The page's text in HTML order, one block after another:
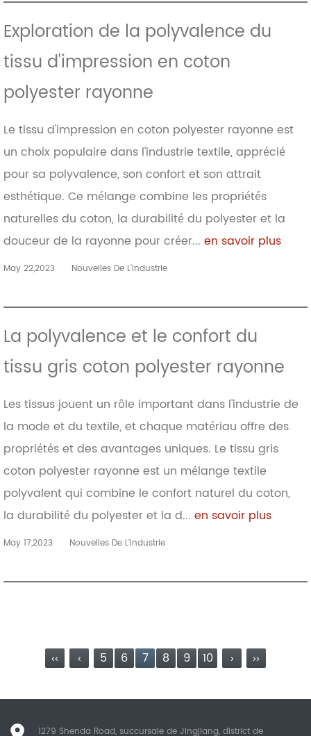
Exploration de la polyvalence du
tissu d'impression en coton
polyester rayonne
Le tissu d'impression en coton polyester rayonne est
un choix populaire dans l'industrie textile, apprécié
pour sa polyvalence, son confort et son attrait
esthétique. Ce mélange combine les propriétés
naturelles du coton, la durabilité du polyester et la
douceur de la rayonne pour créer... en savoir plus
May 22,2023 Nouvelles De L'industrie
La polyvalence et le confort du
tissu gris coton polyester rayonne
Les tissus jouent un rôle important dans l'industrie de
la mode et du textile, et chaque matériau offre des
propriétés et des avantages uniques. Le tissu gris
coton polyester rayonne est un mélange textile
polyvalent qui combine le confort naturel du coton,
la durabilité du polyester et la d... en savoir plus
May 17,2023 Nouvelles De L'industrie
‹‹ ‹ 5 6 7 8 9 10 › ››
1279 Shenda Road, succursale de Jingjiang, district de